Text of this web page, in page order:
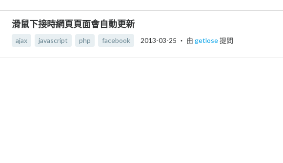
滑鼠下接時網頁頁面會自動更新
ajax javascript php facebook 2013-03-25 ‧ 由 getlose提問